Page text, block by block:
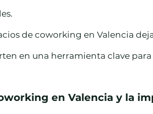
de coworking en Valencia
en una herramienta clave
en Valencia y la